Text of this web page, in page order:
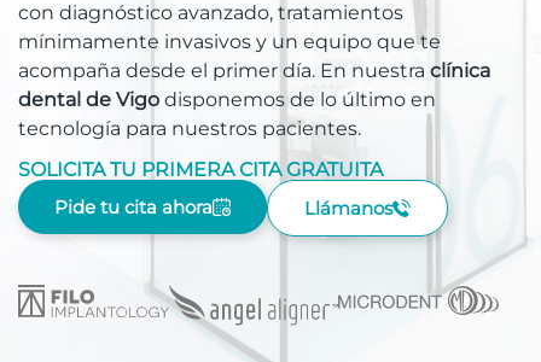
con diagnóstico avanzado, tratamientos
mínimamente invasivos y un equipo que te
acompaña desde el primer día. En nuestra clínica
dental de Vigo disponemos de lo último en
tecnología para nuestros pacientes.
SOLICITA TU PRIMERA CITA GRATUITA
Pide tu cita ahora
Llámanos